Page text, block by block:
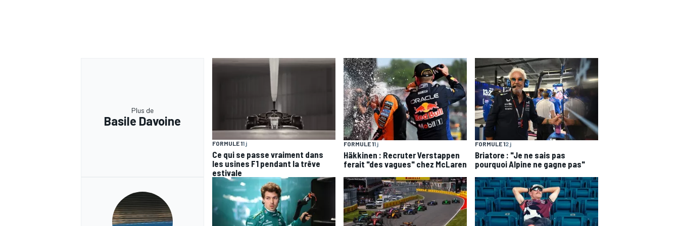
Plus de
Basile Davoine
FORMULE 11 j
Ce qui se passe vraiment dans
les usines F1 pendant la trêve
estivale
FORMULE 11 j
Häkkinen : Recruter Verstappen
ferait "des vagues" chez McLaren
FORMULE 12 j
Briatore : "Je ne sais pas
pourquoi Alpine ne gagne pas"